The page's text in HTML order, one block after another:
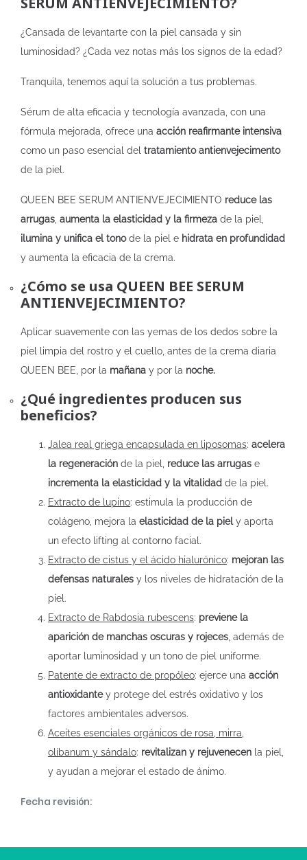
¿Cansada de levantarte con la piel cansada y sin
luminosidad? ¿Cada vez notas más los signos de la edad?
Tranquila, tenemos aquí la solución a tus problemas.
Sérum de alta eficacia y tecnología avanzada, con una
fórmula mejorada, ofrece una acción reafirmante intensiva
como un paso esencial del tratamiento antienvejecimento
de la piel.
QUEEN BEE SERUM ANTIENVEJECIMIENTO reduce las
arrugas aumenta la elasticidad y la firmeza de la piel,
ilumina y unifica el tonode la piel e hidrata en profundidad
y aumenta la eficacia de la crema.
¿Cómo se usa QUEEN BEE SERUM
ANTIENVEJECIMIENTO?
Aplicar suavemente con las yemas de los dedos sobre la
piel limpia del rostro y el cuello, antes de la crema diaria
QUEEN BEE, por la mañana y por la noche.
¿Qué ingredientes producen sus
beneficios?
Jalea real griega encapsulada en liposomas: acelera
la regeneración de la piel, reduce las arrugas e
incrementa la elasticidad y la vitalidad de la piel.
Extracto de lupino: estimula la producción de
colágeno, mejora la elasticidad de la piely aporta
un efecto lifting al contorno facial.
Extracto de cistus y el ácido hialurónico: mejoran las
defensas naturales y los niveles de hidratación de la
piel.
Extracto de Rabdosia rubescens: previene la
aparición de manchas oscuras y rojeces , además de
aportar luminosidad y un tono de piel uniforme.
Patente de extracto de propóleo: ejerce una acción
antioxidantey protege del estrés oxidativo y los
factores ambientales adversos.
Aceites esenciales orgánicos de rosa, mirra,
olíbanum y sándalo: revitalizan y rejuvenecen la piel,
y ayudan a mejorar el estado de ánimo.
Fecha revisión: